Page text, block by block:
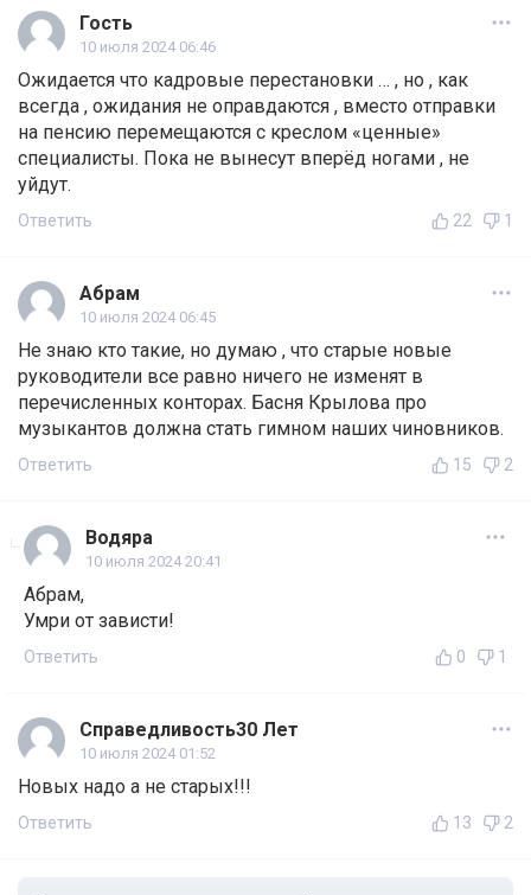
Гость
10 июля 2024 06:46
Ожидается что кадровые перестановки … , но , как
всегда , ожидания не оправдаются , вместо отправки
на пенсию перемещаются с креслом «ценные»
специалисты. Пока не вынесут вперёд ногами , не
уйдут.
Ответить 22 1
Абрам
10 июля 2024 06:45
Не знаю кто такие, но думаю , что старые новые
руководители все равно ничего не изменят в
перечисленных конторах. Басня Крылова про
музыкантов должна стать гимном наших чиновников.
Ответить 15 2
Водяра
10 июля 2024 20:41
Абрам,
Умри от зависти!
Ответить 0 1
Справедливость30 Лет
10 июля 2024 01:52
Новых надо а не старых!!!
Ответить 13 2